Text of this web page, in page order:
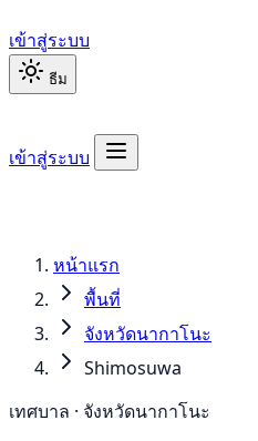
เข้าสู่ระบบ
ธีม
เข้าสู่ระบบ
หน้าแรก
พื้นที่
จังหวัดนากาโนะ
Shimosuwa
เทศบาล · จังหวัดนากาโนะ